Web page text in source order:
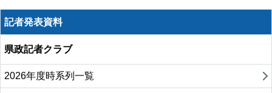
記者発表資料
県政記者クラブ
2026年度時系列一覧